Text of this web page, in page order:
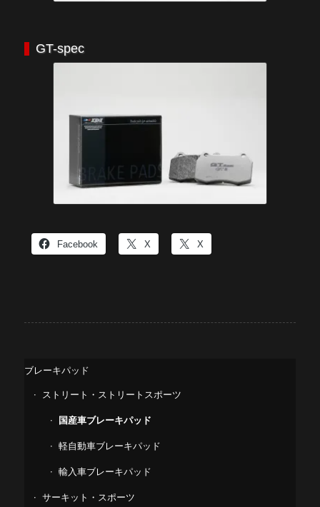
GT-spec
Facebook X X
ブレーキパッド
ストリート・ストリートスポーツ
国産車ブレーキパッド
軽自動車ブレーキパッド
輸入車ブレーキパッド
サーキット・スポーツ